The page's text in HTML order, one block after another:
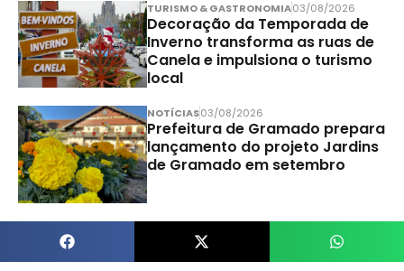
TURISMO & GASTRONOMIA03/08/2026
Decoração da Temporada de
Inverno transforma as ruas de
Canela e impulsiona o turismo
local
NOTÍCIAS03/08/2026
Prefeitura de Gramado prepara
lançamento do projeto Jardins
de Gramado em setembro